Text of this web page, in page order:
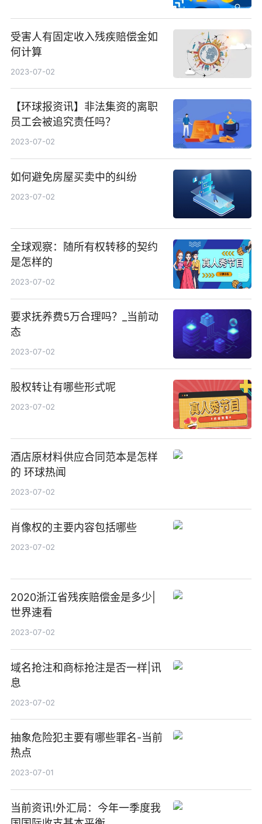
受害人有固定收入残疾赔偿金如
何计算
2023-07-02
【环球报资讯】非法集资的离职
员工会被追究责任吗？
2023-07-02
如何避免房屋买卖中的纠纷
2023-07-02
全球观察：随所有权转移的契约
是怎样的
2023-07-02
要求抚养费5万合理吗？_当前动
态
2023-07-02
股权转让有哪些形式呢
2023-07-02
酒店原材料供应合同范本是怎样
的 环球热闻
2023-07-02
肖像权的主要内容包括哪些
2023-07-02
2020浙江省残疾赔偿金是多少|
世界速看
2023-07-02
域名抢注和商标抢注是否一样|讯
息
2023-07-02
抽象危险犯主要有哪些罪名-当前
热点
2023-07-01
当前资讯!外汇局：今年一季度我